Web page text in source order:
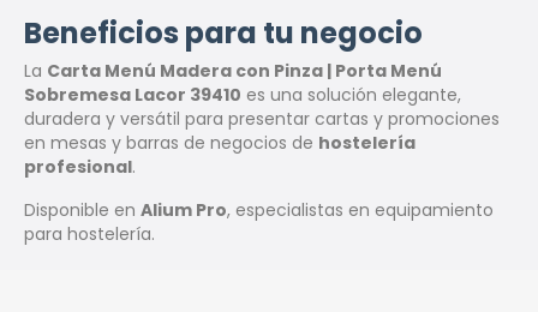
Beneficios para tu negocio
La Carta Menú Madera con Pinza | Porta Menú
Sobremesa Lacor 39410 es una solución elegante,
duradera y versátil para presentar cartas y promociones
en mesas y barras de negocios de hostelería
profesional.
Disponible en Alium Pro, especialistas en equipamiento
para hostelería.